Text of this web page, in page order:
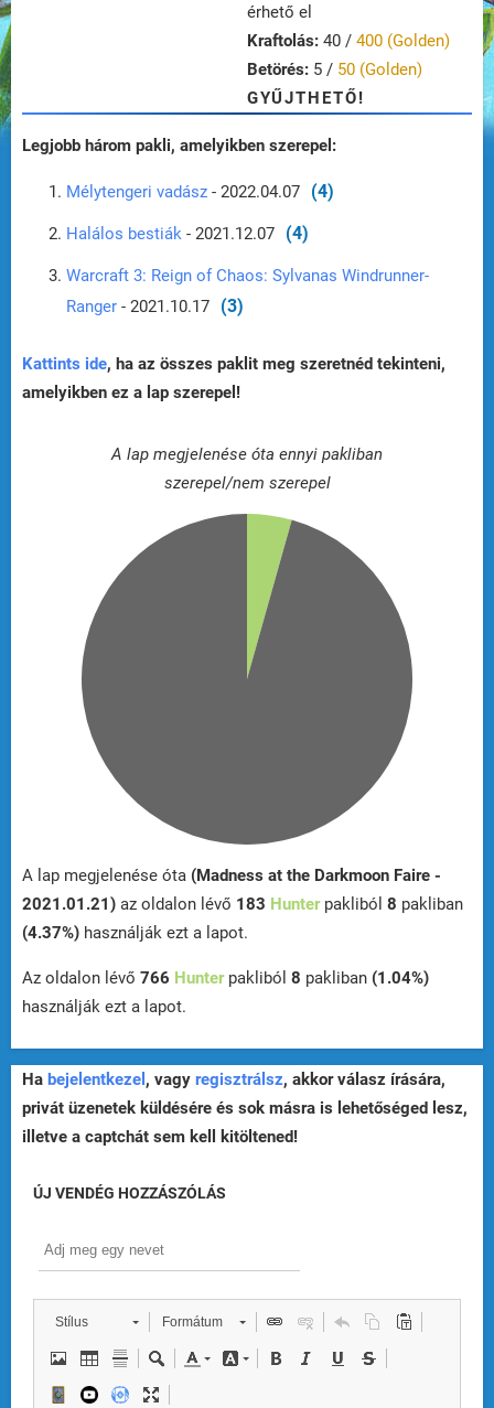
érhető el
Kraftolás: 40 / 400 (Golden)
Betörés: 5 / 50 (Golden)
GYŰJTHETŐ!
Legjobb három pakli, amelyikben szerepel:
Mélytengeri vadász - 2022.04.07 (4)
Halálos bestiák - 2021.12.07 (4)
Warcraft 3: Reign of Chaos: Sylvanas Windrunner-
Ranger - 2021.10.17 (3)
Kattints ide, ha az összes paklit meg szeretnéd tekinteni,
amelyikben ez a lap szerepel!
A lap megjelenése óta ennyi pakliban
szerepel/nem szerepel
A lap megjelenése óta (Madness at the Darkmoon Faire -
2021.01.21) az oldalon lévő 183 Hunterpakliból 8 pakliban
(4.37%) használják ezt a lapot.
Az oldalon lévő 766 Hunterpakliból 8 pakliban (1.04%)
használják ezt a lapot.
Ha bejelentkezel , vagy regisztrálsz, akkor válasz írására,
privát üzenetek küldésére és sok másra is lehetőséged lesz,
illetve a captchát sem kell kitöltened!
ÚJ VENDÉG HOZZÁSZÓLÁS
Stílus Formátum